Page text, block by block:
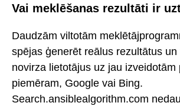
Vai meklēšanas rezultāti ir
Daudzām viltotām
spējas ģenerēt reālus rezultātus un
novirza lietotājus uz jau izveidotām
piemēram, Google vai Bing.
Search.ansiblealgorithm.com